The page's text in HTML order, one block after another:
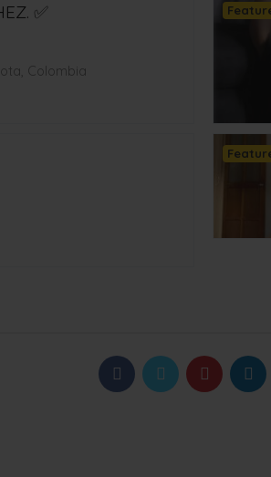
✅
Colombia